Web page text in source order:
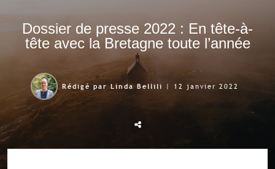
Dossier de presse 2022 : En tête-à-
tête avec la Bretagne toute l’année
Rédigé par Linda Bellili | 12 janvier 2022